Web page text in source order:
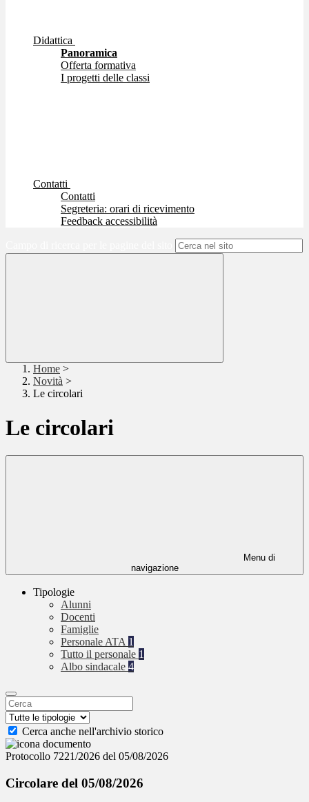
Didattica
Panoramica
Offerta formativa
I progetti delle classi
Contatti
Contatti
Segreteria: orari di ricevimento
Feedback accessibilità
Home >
Novità >
Le circolari
Le circolari
Menu di
navigazione
Tipologie
Alunni
Docenti
Famiglie
Personale ATA 1
Tutto il personale 1
Albo sindacale 4
Cerca anche nell'archivio storico
Protocollo 7221/2026 del 05/08/2026
Circolare del 05/08/2026